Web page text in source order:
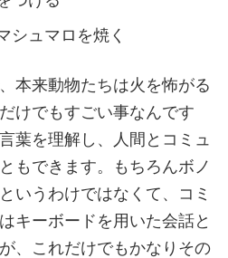
シュマロを焼く
本来動物たちは火を怖がる
けでもすごい事なんです
葉を理解し、人間とコミュ
もできます。もちろんボノ
いうわけではなくて、コミ
キーボードを用いた会話と
、これだけでもかなりその